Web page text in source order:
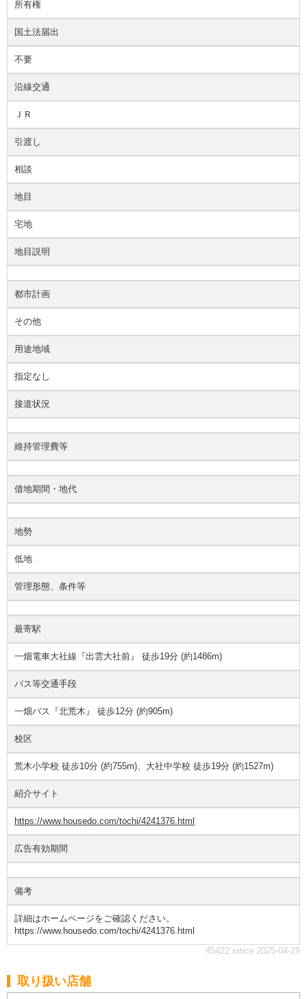
所有権
国土法届出
不要
沿線交通
ＪＲ
引渡し
相談
地目
宅地
地目説明
都市計画
その他
用途地域
指定なし
接道状況
維持管理費等
借地期間・地代
地勢
低地
管理形態、条件等
最寄駅
一畑電車大社線『出雲大社前』 徒歩19分 (約1486m)
バス等交通手段
一畑バス『北荒木』 徒歩12分 (約905m)
校区
荒木小学校 徒歩10分 (約755m)、大社中学校 徒歩19分 (約1527m)
紹介サイト
https://www.housedo.com/tochi/4241376.html
広告有効期間
備考
詳細はホームページをご確認ください。
https://www.housedo.com/tochi/4241376.html
45422 since 2025-04-29
取り扱い店舗